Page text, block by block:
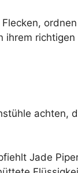
ihrem richtigen
achten,
Jade